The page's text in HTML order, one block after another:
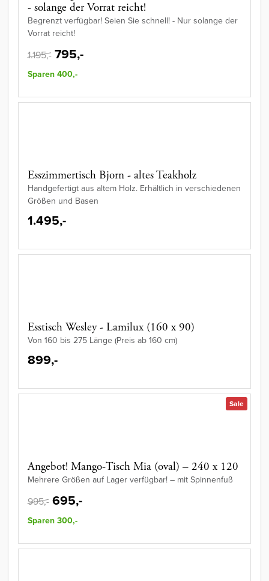
- solange der Vorrat reicht!
Begrenzt verfügbar! Seien Sie schnell! - Nur solange der
Vorrat reicht!
1.195,- 795,-
Sparen 400,-
Esszimmertisch Bjorn - altes Teakholz
Handgefertigt aus altem Holz. Erhältlich in verschiedenen
Größen und Basen
1.495,-
Esstisch Wesley - Lamilux (160 x 90)
Von 160 bis 275 Länge (Preis ab 160 cm)
899,-
Sale
Angebot! Mango-Tisch Mia (oval) – 240 x 120
Mehrere Größen auf Lager verfügbar! – mit Spinnenfuß
995,- 695,-
Sparen 300,-